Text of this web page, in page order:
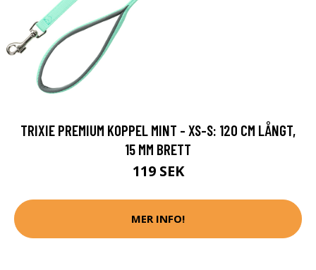
TRIXIE PREMIUM KOPPEL MINT - XS-S: 120 CM LÅNGT,
15 MM BRETT
119 SEK
MER INFO!